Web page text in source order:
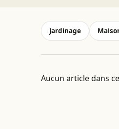
Jardinage
Aucun article dans